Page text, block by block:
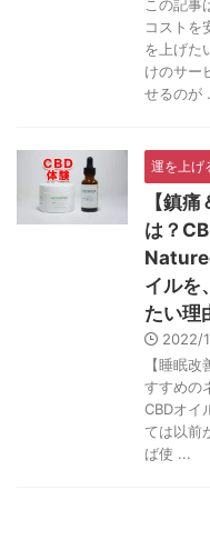
この記事
コストを
を上げた
けのサー
せるのが
運を上げ
【鎮
は？
イルを
たい理
2022/
【睡眠
すすめの
CBDオイ
ては以前
ば使 ...